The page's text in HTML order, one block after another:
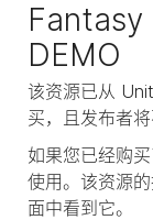
DEMO
该资源已从
买，且发布者
如果您已经购
使用。该资源
面中看到它。